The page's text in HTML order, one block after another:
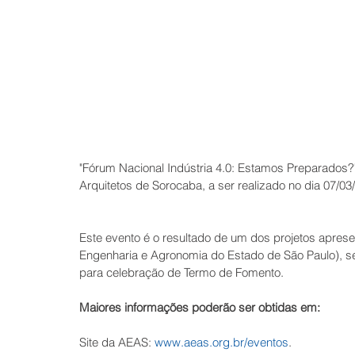
"Fórum Nacional Indústria 4.0: Estamos
Arquitetos de Sorocaba, a ser realizado no dia 07/
Este evento é o resultado de um dos projetos
Engenharia e Agronomia do Estado de São Paulo),
para celebração de Termo de Fomento.
Maiores informações poderão ser obtidas em:
Site da AEAS: www.aeas.org.br/eventos.